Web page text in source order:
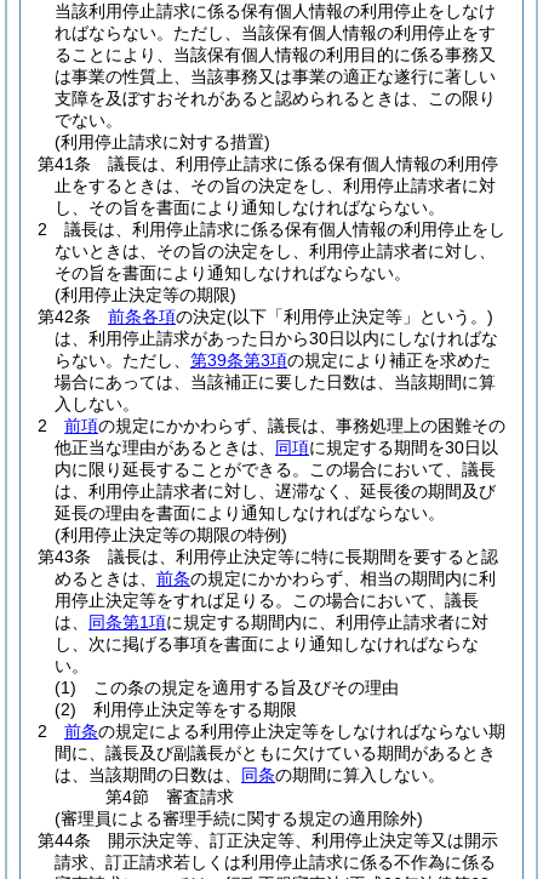
当該利用停止請求に係る保有個人情報の利用停止をしなけ
ればならない。 ただし、当該保有個人情報の利用停止をす
ることにより、当該保有個人情報の利用目的に係る事務又
は事業の性質上、当該事務又は事業の適正な遂行に著しい
支障を及ぼすおそれがあると認められるときは、この限り
でない。
(利用停止請求に対する措置)
第41条
議長は、利用停止請求に係る保有個人情報の利用停
止をするときは、その旨の決定をし、利用停止請求者に対
し、その旨を書面により通知しなければならない。
2
議長は、利用停止請求に係る保有個人情報の利用停止をし
ないときは、その旨の決定をし、利用停止請求者に対し、
その旨を書面により通知しなければならない。
(利用停止決定等の期限)
第42条
前条各項の決定(以下「利用停止決定等」という。)
は、利用停止請求があった日から30日以内にしなければな
らない。 ただし、 第39条第3項の規定により補正を求めた
場合にあっては、当該補正に要した日数は、当該期間に算
入しない。
2
前項の規定にかかわらず、議長は、事務処理上の困難その
他正当な理由があるときは、 同項に規定する期間を30日以
内に限り延長することができる。
この場合において、議長
は、利用停止請求者に対し、遅滞なく、延長後の期間及び
延長の理由を書面により通知しなければならない。
(利用停止決定等の期限の特例)
第43条
議長は、利用停止決定等に特に長期間を要すると認
めるときは、 前条の規定にかかわらず、相当の期間内に利
用停止決定等をすれば足りる。
この場合において、議長
は、 同条第1項に規定する期間内に、利用停止請求者に対
し、次に掲げる事項を書面により通知しなければならな
い。
(1)
この条の規定を適用する旨及びその理由
(2)
利用停止決定等をする期限
2
前条の規定による利用停止決定等をしなければならない期
間に、議長及び副議長がともに欠けている期間があるとき
は、当該期間の日数は、 同条の期間に算入しない。
第4節
審査請求
(審理員による審理手続に関する規定の適用除外)
第44条
開示決定等、訂正決定等、利用停止決定等又は開示
請求、訂正請求若しくは利用停止請求に係る不作為に係る